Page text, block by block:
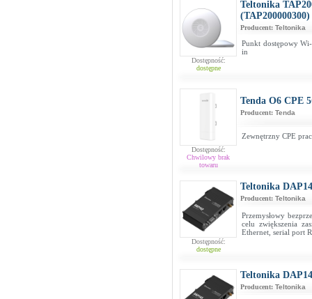
Dostępność:
dostępne
Teltonika
(TAP200000300)
Producent: Teltonika
Punkt dostępowy
in
Dostępność:
Chwilowy brak
towaru
Tenda O6 CPE
Producent: Tenda
Zewnętrzny CPE
Dostępność:
dostępne
Teltonika
Producent: Teltonika
Przemysłowy
celu zwiększenia
Ethernet, serial port
Teltonika
Producent: Teltonika